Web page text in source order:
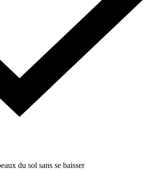
du sol sans se baisser